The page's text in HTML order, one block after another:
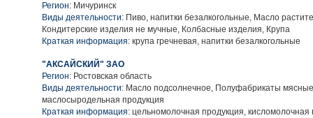
Регион: Мичуринск
Виды деятельности: Пиво, напитки безалкогольные, Масло
Кондитерские изделия не мучные, Колбасные изделия, Крупа
Краткая информация: крупа гречневая, напитки безалкогольные
"АКСАЙСКИЙ" ЗАО
Регион: Ростовская область
Виды деятельности: Масло подсолнечное, Полуфабрикаты
маслосыродельная продукция
Краткая информация: цельномолочная продукция, кисломолочная